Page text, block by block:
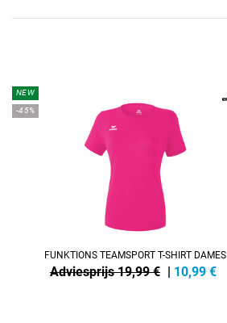
NEW
-45%
FUNKTIONS TEAMSPORT T-SHIRT DAMES
Adviesprijs 19,99 € | 10,99 €